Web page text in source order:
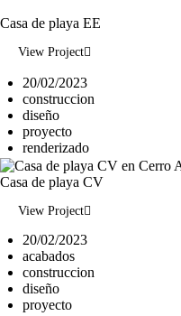
Casa de playa EE
View Project
20/02/2023
construccion
diseño
proyecto
renderizado
Casa de playa CV
View Project
20/02/2023
acabados
construccion
diseño
proyecto